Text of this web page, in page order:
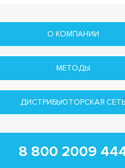
О КОМПАНИИ
МЕТОДЫ
ДИСТРИБЬЮТОРСКАЯ СЕТЬ
8 800 2009